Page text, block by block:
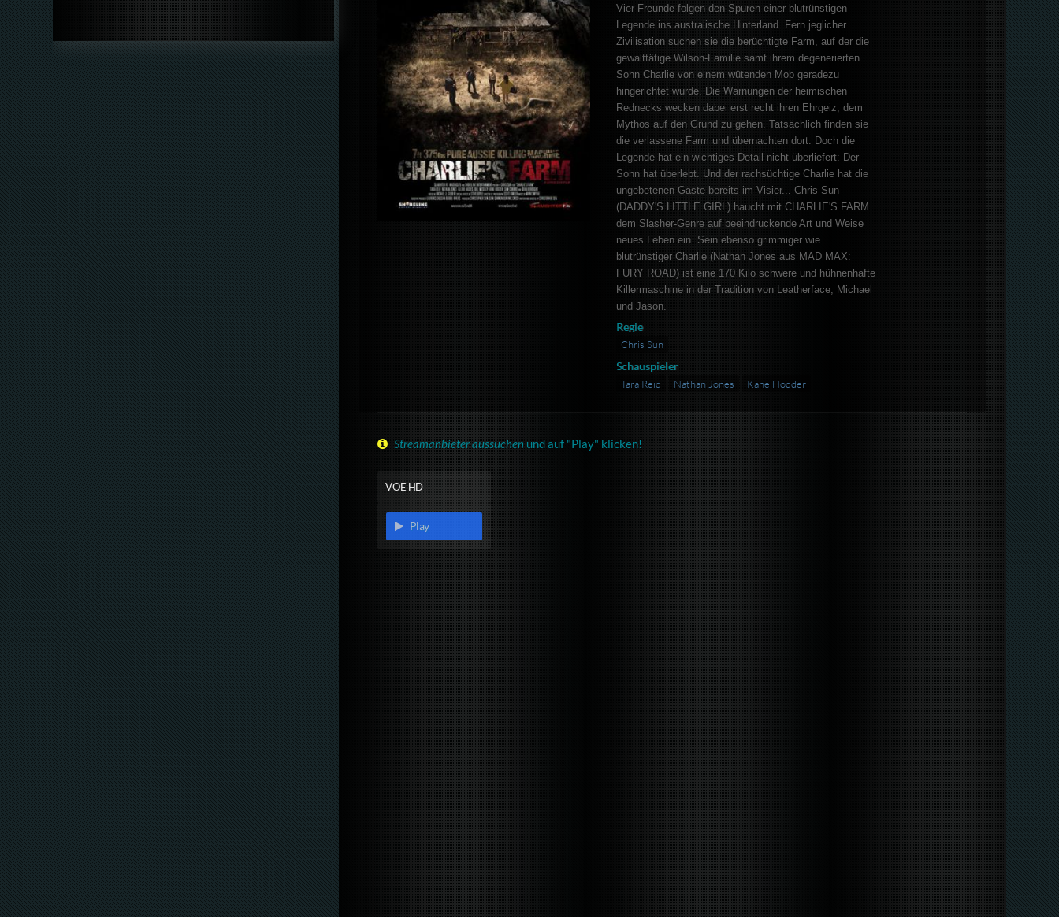
Vier Freunde folgen den Spuren einer blutrünstigen
Legende ins australische Hinterland. Fern jeglicher
Zivilisation suchen sie die berüchtigte Farm, auf der die
gewalttätige Wilson-Familie samt ihrem degenerierten
Sohn Charlie von einem wütenden Mob geradezu
hingerichtet wurde. Die Warnungen der heimischen
Rednecks wecken dabei erst recht ihren Ehrgeiz, dem
Mythos auf den Grund zu gehen. Tatsächlich finden sie
die verlassene Farm und übernachten dort. Doch die
Legende hat ein wichtiges Detail nicht überliefert: Der
Sohn hat überlebt. Und der rachsüchtige Charlie hat die
ungebetenen Gäste bereits im Visier... Chris Sun
(DADDY'S LITTLE GIRL) haucht mit CHARLIE'S FARM
dem Slasher-Genre auf beeindruckende Art und Weise
neues Leben ein. Sein ebenso grimmiger wie
blutrünstiger Charlie (Nathan Jones aus MAD MAX:
FURY ROAD) ist eine 170 Kilo schwere und hühnenhafte
Killermaschine in der Tradition von Leatherface, Michael
und Jason.
Regie
Chris Sun
Schauspieler
Tara Reid Nathan Jones Kane Hodder
Streamanbieter aussuchen und auf "Play" klicken!
VOE HD
Play